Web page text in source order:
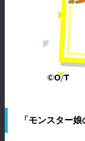
「モンスター